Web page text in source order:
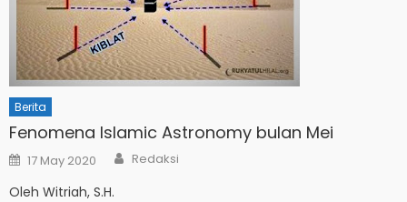
Berita
Fenomena Islamic Astronomy bulan Mei
Posted
on
17 May 2020 Author
Redaksi
Oleh Witriah, S.H.